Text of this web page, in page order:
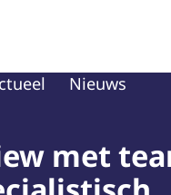
van Nederlands
Nieuws
met